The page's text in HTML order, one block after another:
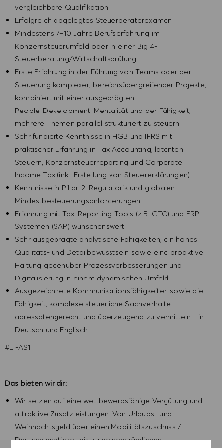
vergleichbare Qualifikation
Erfolgreich abgelegtes Steuerberaterexamen
Mindestens 7–10 Jahre Berufserfahrung im
Konzernsteuerumfeld oder in einer Big 4-
Steuerberatung/Wirtschaftsprüfung
Erste Erfahrung in der Führung von Teams oder der
Steuerung komplexer, bereichsübergreifender Projekte,
kombiniert mit einer ausgeprägten
People‑Development‑Mentalität und der Fähigkeit,
mehrere Themen parallel strukturiert zu steuern
Sehr fundierte Kenntnisse in HGB und IFRS mit
praktischer Erfahrung in Tax Accounting, latenten
Steuern, Konzernsteuerreporting und Corporate
Income Tax (inkl. Erstellung von Steuererklärungen)
Kenntnisse in Pillar-2-Regulatorik und globalen
Mindestbesteuerungsanforderungen
Erfahrung mit Tax-Reporting-Tools (z.B. GTC) und ERP-
Systemen (SAP) wünschenswert
Sehr ausgeprägte analytische Fähigkeiten, ein hohes
Qualitäts‑ und Detailbewusstsein sowie eine proaktive
Haltung gegenüber Prozessverbesserungen und
Digitalisierung in einem dynamischen Umfeld
Ausgezeichnete Kommunikationsfähigkeiten sowie die
Fähigkeit, komplexe steuerliche Sachverhalte
adressatengerecht und überzeugend zu vermitteln - in
Deutsch und Englisch
#LI-AS1
Das bieten wir dir:
Wir setzen auf eine wettbewerbsfähige Vergütung und
attraktive Zusatzleistungen: Von Urlaubs- und
Weihnachtsgeld über einen Mobilitätszuschuss /
Deutschlandticket bis zu deinem jährlichen